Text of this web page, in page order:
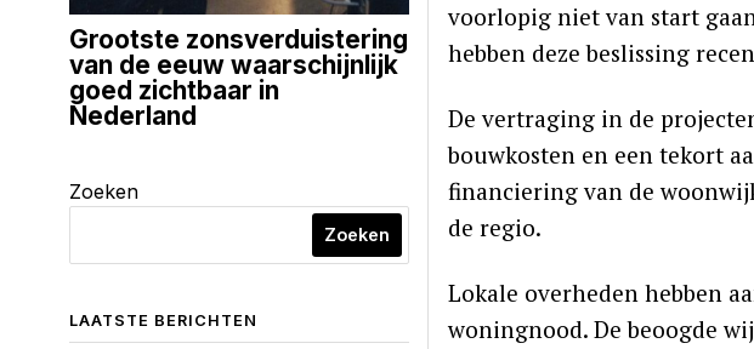
voorlopig niet van start
hebben deze beslissing
De vertraging in de
bouwkosten en een tekort
financiering van de
de regio.
Lokale overheden hebben
woningnood. De beoogde
Grootste zonsverduistering
van de eeuw waarschijnlijk
goed zichtbaar in
Nederland
Zoeken
Zoeken
LAATSTE BERICHTEN